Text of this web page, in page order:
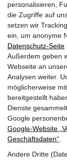
personalisieren,
die Zugriffe auf
setzen wir
ein, um anonyme
Datenschutz-Seite
Außerdem geben
Webseite an
Analysen weiter.
möglicherweise
bereitgestellt
Dienste
Google
Google‑Website
Geschäftsdaten“
Andere Dritte
+43
Jobs